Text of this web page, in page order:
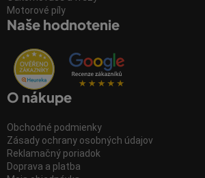
Motorové píly
Naše hodnotenie
O nákupe
Obchodné podmienky
Zásady ochrany osobných údajov
Reklamačný poriadok
Doprava a platba